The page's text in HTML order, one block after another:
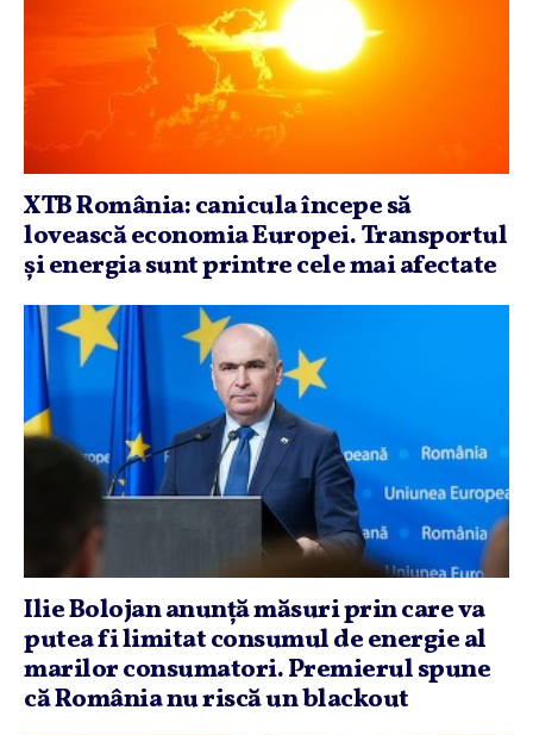
XTB România: canicula începe să
lovească economia Europei. Transportul
şi energia sunt printre cele mai afectate
Ilie Bolojan anunţă măsuri prin care va
putea fi limitat consumul de energie al
marilor consumatori. Premierul spune
că România nu riscă un blackout